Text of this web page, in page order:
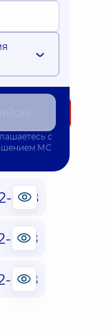
о 13:15
с
МС
888
888
888